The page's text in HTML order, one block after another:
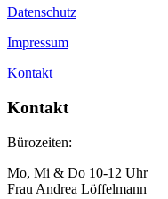
Datenschutz
Impressum
Kontakt
Kontakt
Bürozeiten:
Mo, Mi & Do 10-12 Uhr
Frau Andrea Löffelmann